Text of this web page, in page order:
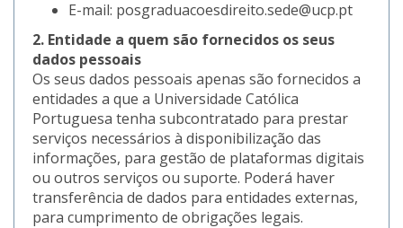
E-mail: posgraduacoesdireito.sede@ucp.pt
2. Entidade a quem são fornecidos os seus
dados pessoais
Os seus dados pessoais apenas são fornecidos a
entidades a que a Universidade Católica
Portuguesa tenha subcontratado para prestar
serviços necessários à disponibilização das
informações, para gestão de plataformas digitais
ou outros serviços ou suporte. Poderá haver
transferência de dados para entidades externas,
para cumprimento de obrigações legais.